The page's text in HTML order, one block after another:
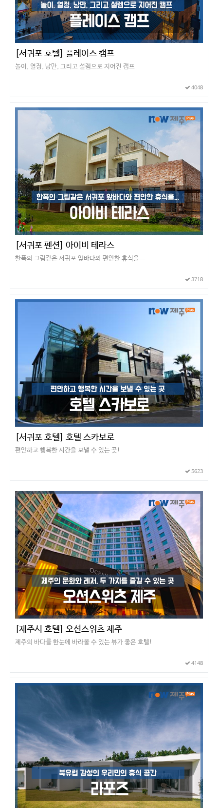
[서귀포 호텔] 플레이스 캠프
놀이, 열정, 낭만, 그리고 설렘으로 지어진 캠프
4048
[서귀포 펜션] 아이비 테라스
한폭의 그림같은 서귀포 앞바다와 편안한 휴식을...
3718
[서귀포 호텔] 호텔 스카보로
편안하고 행복한 시간을 보낼 수 있는 곳!
5623
[제주시 호텔] 오션스위츠 제주
제주의 바다를 한눈에 바라볼 수 있는 뷰가 좋은 호텔!
4148